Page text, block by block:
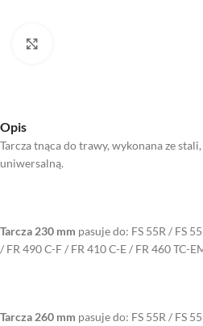
Opis
Tarcza tnąca do trawy, wykonana ze
uniwersalną.
Tarcza 230 mm pasuje do: FS 55R / FS
/ FR 490 C-F / FR 410 C-E / FR 460 TC-
Tarcza 260 mm pasuje do: FS 55R / FS